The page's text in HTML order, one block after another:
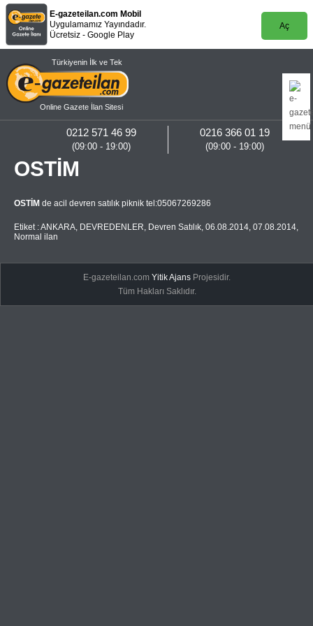
E-gazeteilan.com Mobil
Uygulamamız Yayındadır.
Ücretsiz - Google Play
Aç
Türkiyenin İlk ve Tek
Online Gazete İlan Sitesi
0216 366 01 19
(09:00 - 19:00)
0212 571 46 99
(09:00 - 19:00)
OSTİM
OSTİM de acil devren satılık piknik tel:05067269286
Etiket :ANKARA, DEVREDENLER, Devren Satılık, 06.08.2014, 07.08.2014,
Normal ilan
E-gazeteilan.comYitik Ajans Projesidir.
Tüm Hakları Saklıdır.